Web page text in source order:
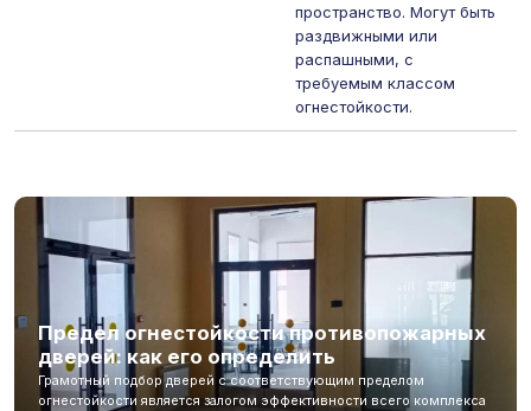
пространство. Могут быть
раздвижными или
распашными, с
требуемым классом
огнестойкости.
Предел огнестойкости противопожарных
дверей: как его определить
Грамотный подбор дверей с соответствующим пределом
огнестойкости является залогом эффективности всего комплекса